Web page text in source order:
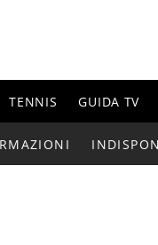
TENNIS GUIDA TV